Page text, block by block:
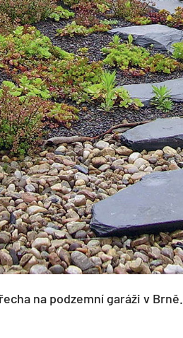
na podzemní garáži v Brně.